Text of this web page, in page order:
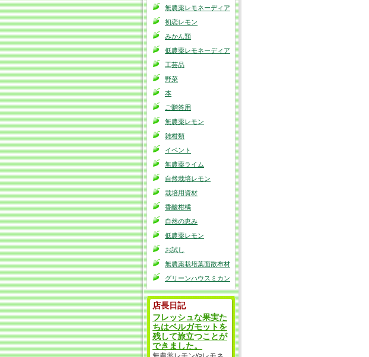
無農薬レモネーディア
初恋レモン
みかん類
低農薬レモネーディア
工芸品
野菜
本
ご贈答用
無農薬レモン
雑柑類
イベント
無農薬ライム
自然栽培レモン
栽培用資材
香酸柑橘
自然の恵み
低農薬レモン
お試し
無農薬栽培葉面散布材
グリーンハウスミカン
店長日記
フレッシュな果実た
ちはベルガモットを
残して旅立つことが
できました。